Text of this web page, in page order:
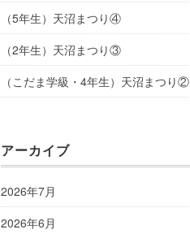
（5年生）天沼まつり④
（2年生）天沼まつり③
（こだま学級・4年生）天沼まつり②
アーカイブ
2026年7月
2026年6月